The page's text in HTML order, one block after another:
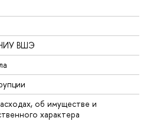
ВШЭ
об имуществе и
характера